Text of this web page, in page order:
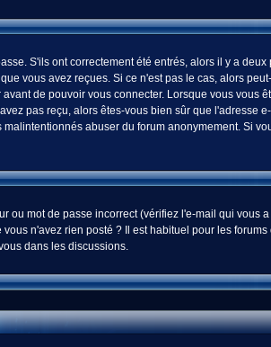
S'ils ont correctement été entrés, alors il y a
vous avez reçues. Si ce n'est pas le cas, alors
de pouvoir vous connecter. Lorsque vous
pas reçu, alors êtes-vous bien sûr que
abuser du forum anonymement. Si
mot de passe incorrect (vérifiez l'e-mail qui
n'avez rien posté ? Il est habituel pour les
dans les discussions.